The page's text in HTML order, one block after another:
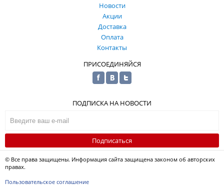
Новости
Акции
Доставка
Оплата
Контакты
ПРИСОЕДИНЯЙСЯ
ПОДПИСКА НА НОВОСТИ
Подписаться
© Все права защищены. Информация сайта защищена законом об авторских
правах.
Пользовательское соглашение